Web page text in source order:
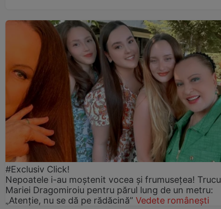
#Exclusiv Click!
Nepoatele i-au moștenit vocea și frumusețea!
Mariei Dragomiroiu pentru părul lung de un metru:
„Atenție, nu se dă pe rădăcină” Vedete românești